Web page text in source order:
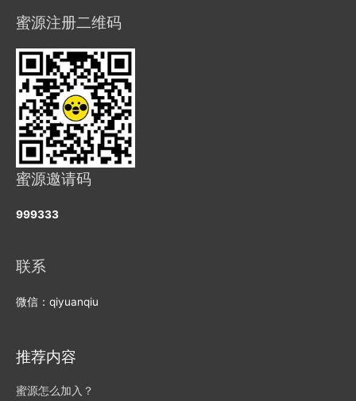
蜜源注册二维码
蜜源邀请码
999333
联系
微信：qiyuanqiu
推荐内容
蜜源怎么加入？